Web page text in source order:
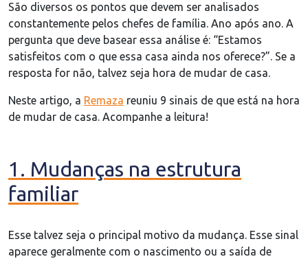
São diversos os pontos que devem ser analisados
constantemente pelos chefes de família. Ano após ano. A
pergunta que deve basear essa análise é: “Estamos
satisfeitos com o que essa casa ainda nos oferece?”. Se a
resposta for não, talvez seja hora de mudar de casa.
Neste artigo, a Remaza reuniu 9 sinais de que está na hora
de mudar de casa. Acompanhe a leitura!
1. Mudanças na estrutura
familiar
Esse talvez seja o principal motivo da mudança. Esse sinal
aparece geralmente com o nascimento ou a saída de